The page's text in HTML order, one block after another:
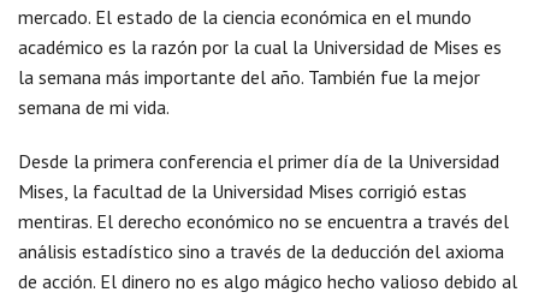
mercado. El estado de la ciencia económica en el mundo
académico es la razón por la cual la Universidad de Mises es
la semana más importante del año. También fue la mejor
semana de mi vida.
Desde la primera conferencia el primer día de la Universidad
Mises, la facultad de la Universidad Mises corrigió estas
mentiras. El derecho económico no se encuentra a través del
análisis estadístico sino a través de la deducción del axioma
de acción. El dinero no es algo mágico hecho valioso debido al